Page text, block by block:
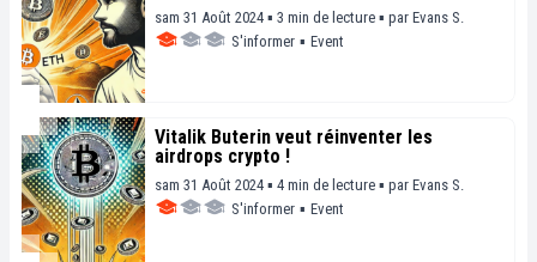
sam 31 Août 2024 ▪ 3 min de lecture ▪ par Evans S.
S'informer ▪ Event
Vitalik Buterin veut réinventer les
airdrops crypto !
sam 31 Août 2024 ▪ 4 min de lecture ▪ par Evans S.
S'informer ▪ Event